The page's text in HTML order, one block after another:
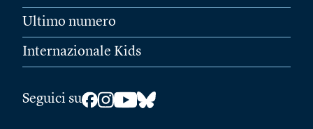
Ultimo numero
Internazionale Kids
Seguici su